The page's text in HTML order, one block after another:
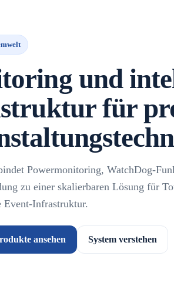
und
für
Powermonitoring, WatchDog-
zu einer skalierbaren Lösung für
Event-Infrastruktur.
ansehen System verstehen